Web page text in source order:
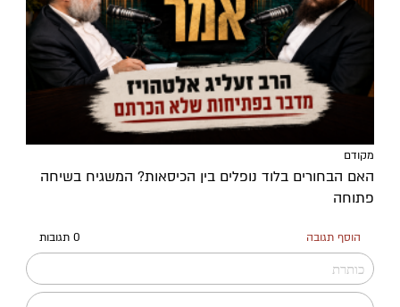
מקודם
האם הבחורים בלוד נופלים בין הכיסאות? המשגיח בשיחה
פתוחה
הוסף תגובה 0 תגובות